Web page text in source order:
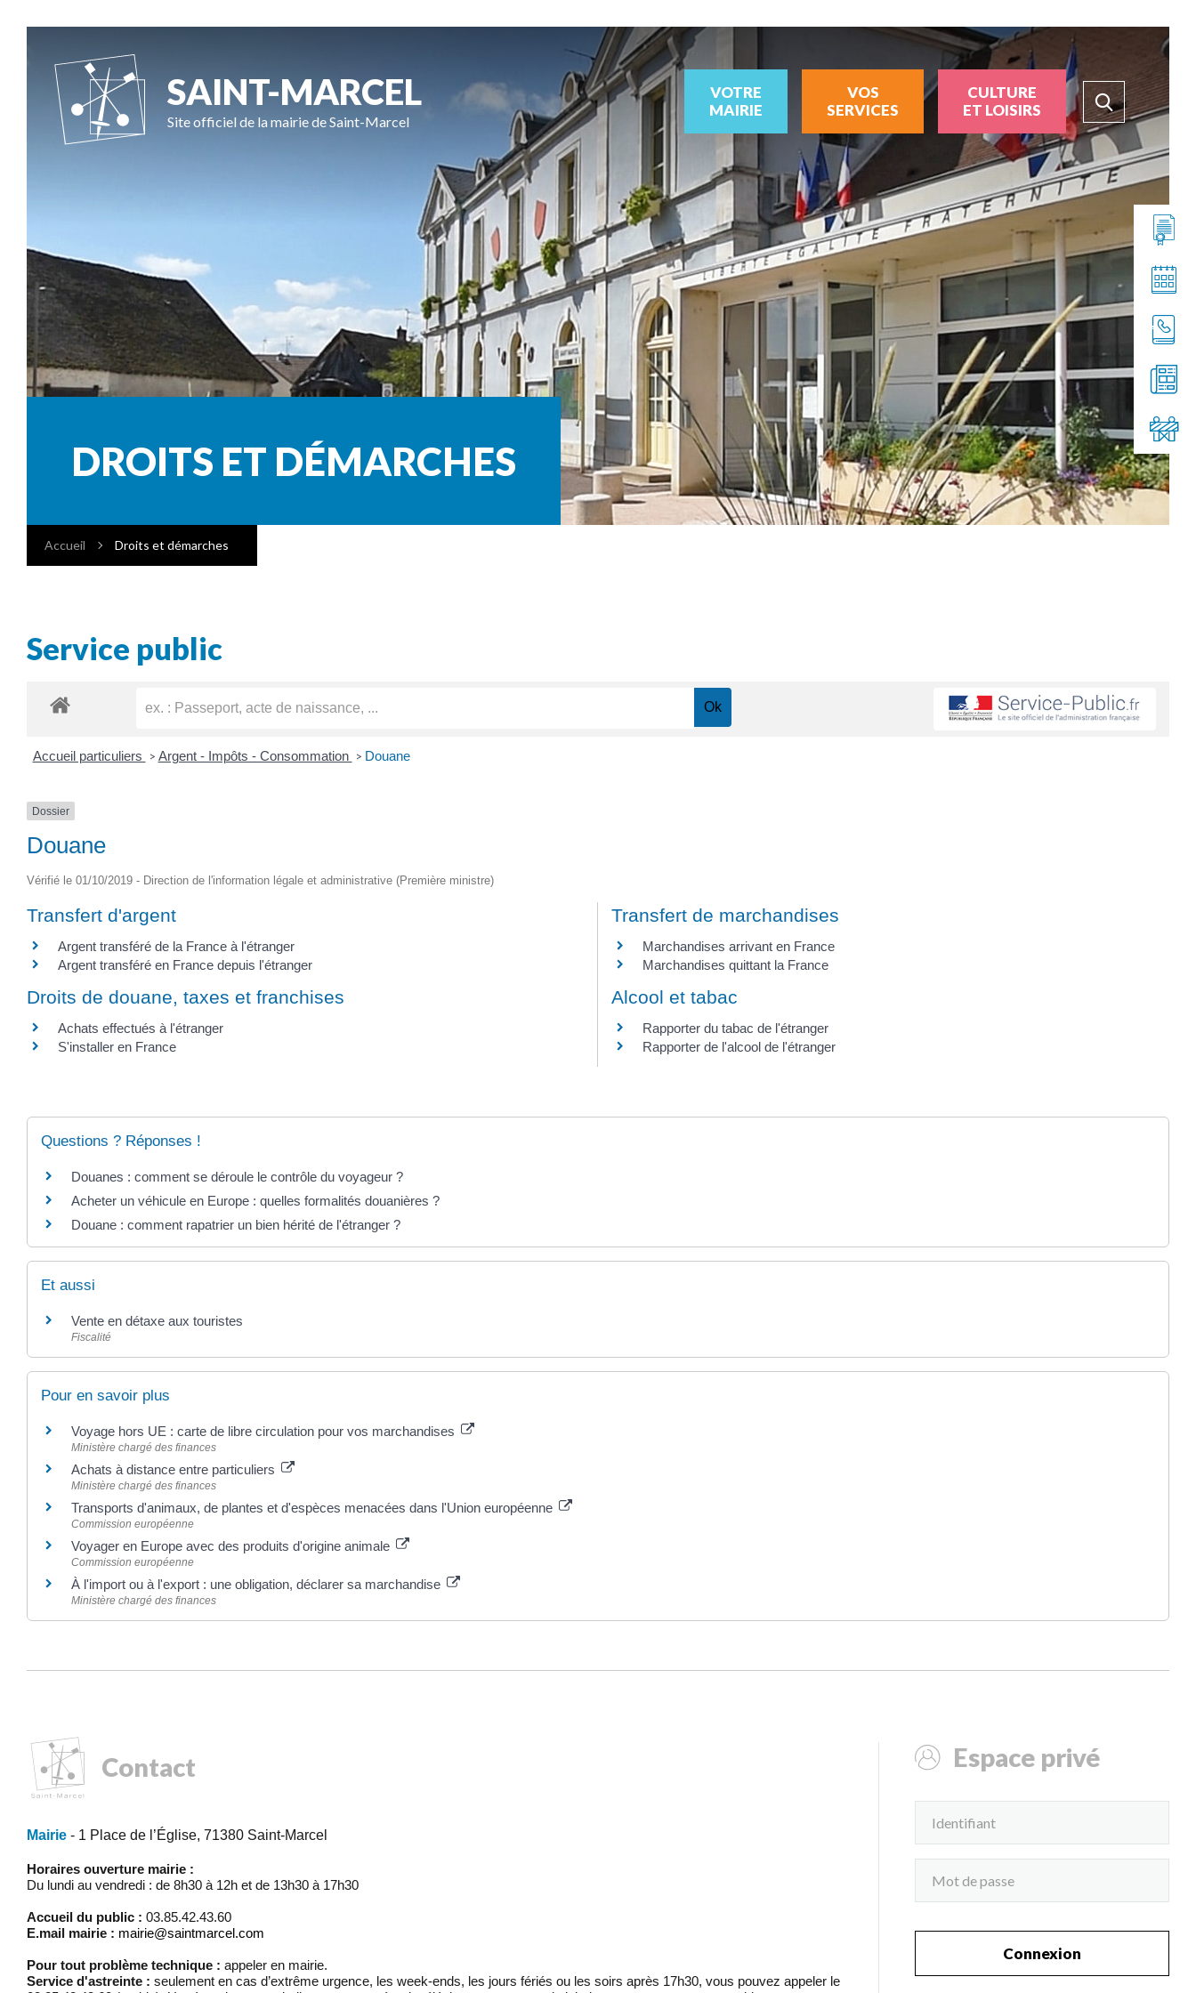
SAINT-MARCEL
Site officiel de la mairie de Saint-Marcel
VOTRE
MAIRIE
VOS
SERVICES
CULTURE
ET LOISIRS
DROITS ET DÉMARCHES
Accueil Droits et démarches
Service public
Accueil particuliers > Argent - Impôts - Consommation > Douane
Dossier
Douane
Vérifié le 01/10/2019 - Direction de l'information légale et administrative (Première ministre)
Transfert d'argent
Argent transféré de la France à l'étranger
Argent transféré en France depuis l'étranger
Transfert de marchandises
Marchandises arrivant en France
Marchandises quittant la France
Droits de douane, taxes et franchises
Achats effectués à l'étranger
S'installer en France
Alcool et tabac
Rapporter du tabac de l'étranger
Rapporter de l'alcool de l'étranger
Questions ? Réponses !
Douanes : comment se déroule le contrôle du voyageur ?
Acheter un véhicule en Europe : quelles formalités douanières ?
Douane : comment rapatrier un bien hérité de l'étranger ?
Et aussi
Vente en détaxe aux touristes
Fiscalité
Pour en savoir plus
Voyage hors UE : carte de libre circulation pour vos marchandises
Ministère chargé des finances
Achats à distance entre particuliers
Ministère chargé des finances
Transports d'animaux, de plantes et d'espèces menacées dans l'Union européenne
Commission européenne
Voyager en Europe avec des produits d'origine animale
Commission européenne
À l'import ou à l'export : une obligation, déclarer sa marchandise
Ministère chargé des finances
Contact
Mairie - 1 Place de l’Église, 71380 Saint-Marcel
Horaires ouverture mairie :
Du lundi au vendredi : de 8h30 à 12h et de 13h30 à 17h30
Accueil du public : 03.85.42.43.60
E.mail mairie : mairie@saintmarcel.com
Pour tout problème technique : appeler en mairie.
Service d'astreinte : seulement en cas d’extrême urgence, les week-ends, les jours fériés ou les soirs après 17h30, vous pouvez appeler le
Espace privé
Connexion